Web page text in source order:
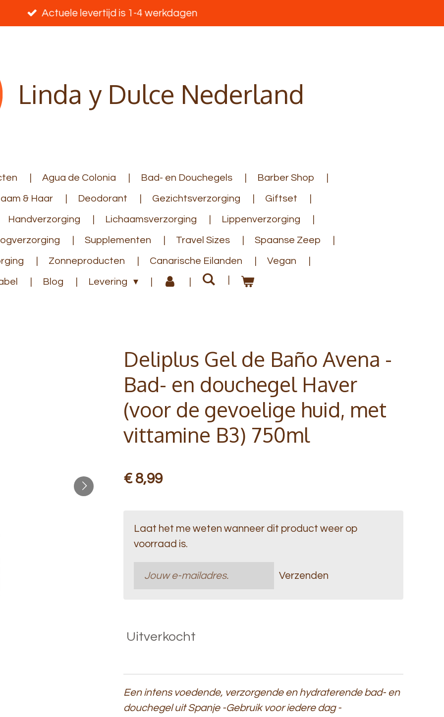
Actuele levertijd is 1-4 werkdagen
Linda y Dulce Nederland
Agua de Colonia Bad- en Douchegels Barber Shop
& Haar Deodorant Gezichtsverzorging Giftset
Handverzorging Lichaamsverzorging Lippenverzorging
Supplementen Travel Sizes Spaanse Zeep
Zonneproducten Canarische Eilanden Vegan
Blog Levering
Deliplus Gel de Baño Avena -
Bad- en douchegel Haver
(voor de gevoelige huid, met
vittamine B3) 750ml
€ 8,99
Laat het me weten wanneer dit product weer op
voorraad is.
Verzenden
Uitverkocht
Een intens voedende, verzorgende en hydraterende bad- en
douchegel uit Spanje -Gebruik voor iedere dag -